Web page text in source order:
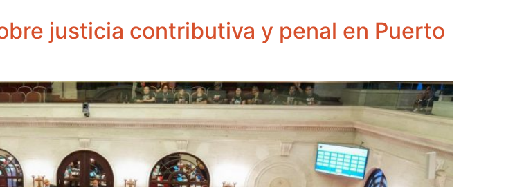
justicia contributiva y penal en Puerto